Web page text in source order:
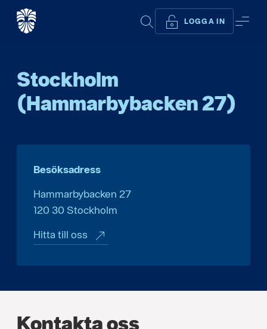
SÖK LOGGA IN
Start Stockholm (Hammarbybacken 27)
Stockholm
(Hammarbybacken 27)
Besöksadress
Hammarbybacken 27
120 30 Stockholm
Hitta till oss
Kontakta oss